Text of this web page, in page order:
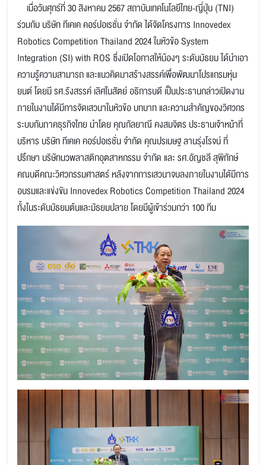
เมื่อวันศุกร์ที่ 30 สิงหาคม 2567 สถาบันเทคโนโลยีไทย-ญี่ปุ่น (TNI)
ร่วมกับ บริษัท ทีเคเค คอร์ปอเรชั่น จำกัด ได้จัดโครงการ Innovedex
Robotics Competition Thailand 2024 ในหัวข้อ System
Integration (SI) with ROS ซึ่งเปิดโอกาสให้น้องๆ ระดับมัธยม ได้นำเอา
ความรู้ความสามารถ และแนวคิดมาสร้างสรรค์เพื่อพัฒนาโปรแกรมหุ่น
ยนต์ โดยมี รศ.รังสรรค์ เลิศในสัตย์ อธิการบดี เป็นประธานกล่าวเปิดงาน
ภายในงานได้มีการจัดเสวนาในหัวข้อ บทบาท และความสำคัญของวิศวกร
ระบบกับภาคธุรกิจไทย นำโดย คุณกัลยาณี คงสมจิตร ประธานเจ้าหน้าที่
บริหาร บริษัท ทีเคเค คอร์ปอเรชั่น จำกัด คุณปรเมษฐ ลานรุ่งโรจน์ ที่
ปรึกษา บริษัทนวพลาสติกอุตสาหกรรม จำกัด และ รศ.อัญชลี สุพิทักษ์
คณบดีคณะวิศวกรรมศาสตร์ หลังจากการเสวนาจบลงภายในงานได้มีการ
อบรมและแข่งขัน Innovedex Robotics Competition Thailand 2024
ทั้งในระดับมัธยมต้นและมัธยมปลาย โดยมีผู้เข้าร่วมกว่า 100 ทีม